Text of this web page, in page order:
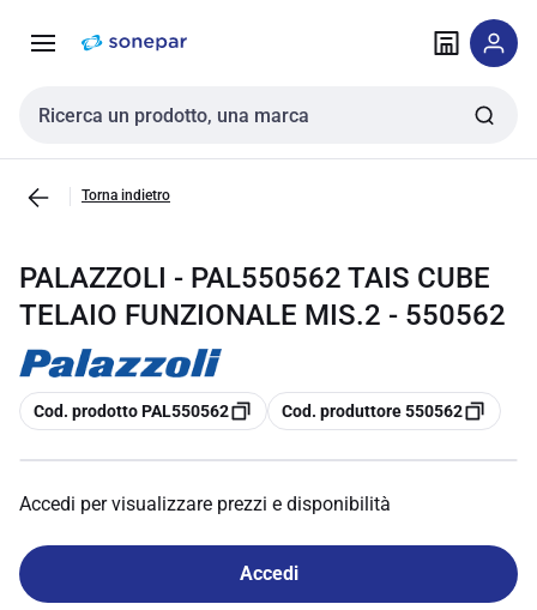
navigazione alla
Cerca input
Torna indietro
PALAZZOLI - PAL550562 TAIS CUBE
TELAIO FUNZIONALE MIS.2 - 550562
copia
Cod. prodotto PAL550562 copia
Cod. produttore 550562
Accedi per visualizzare prezzi e disponibilità
Accedi